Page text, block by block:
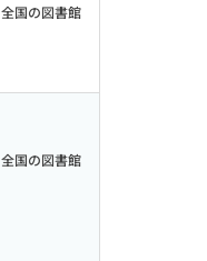
全国の図書館
全国の図書館